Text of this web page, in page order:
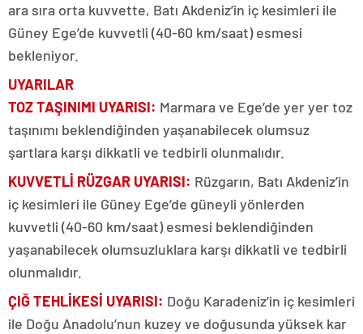
ara sıra orta kuvvette, Batı Akdeniz’in iç kesimleri ile
Güney Ege’de kuvvetli (40-60 km/saat) esmesi
bekleniyor.
UYARILAR
TOZ TAŞINIMI UYARISI: Marmara ve Ege’de yer yer toz
taşınımı beklendiğinden yaşanabilecek olumsuz
şartlara karşı dikkatli ve tedbirli olunmalıdır.
KUVVETLİ RÜZGAR UYARISI: Rüzgarın, Batı Akdeniz’in
iç kesimleri ile Güney Ege’de güneyli yönlerden
kuvvetli (40-60 km/saat) esmesi beklendiğinden
yaşanabilecek olumsuzluklara karşı dikkatli ve tedbirli
olunmalıdır.
ÇIĞ TEHLİKESİ UYARISI: Doğu Karadeniz’in iç kesimleri
ile Doğu Anadolu’nun kuzey ve doğusunda yüksek kar